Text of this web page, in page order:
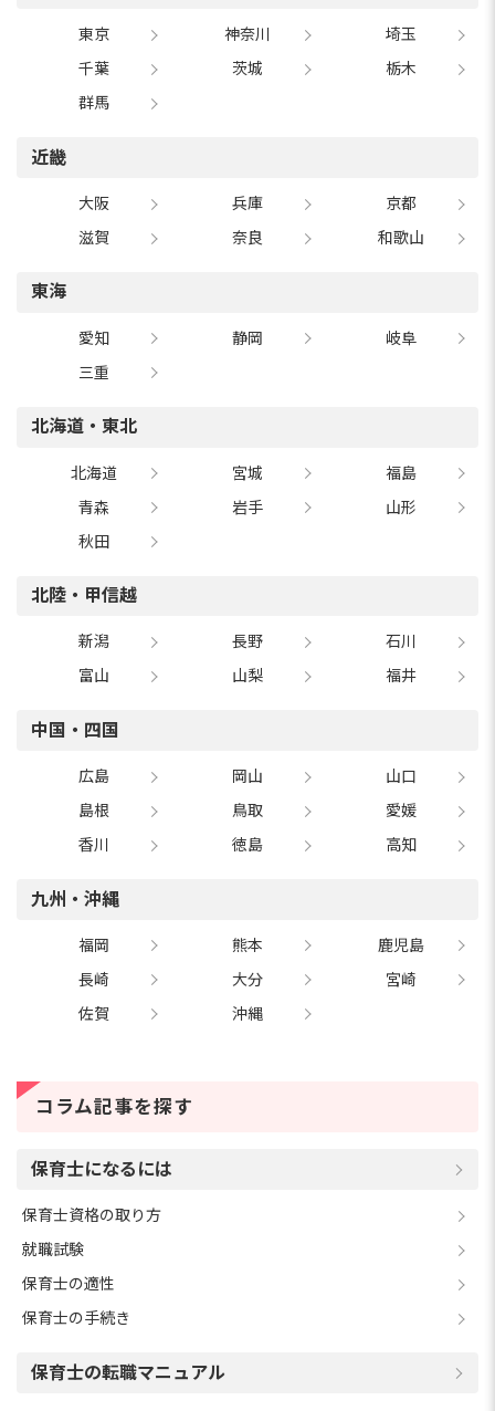
東京 神奈川
埼玉
千葉
茨城
栃木
群馬
近畿
大阪 兵庫
京都
滋賀
奈良 和歌山
東海
愛知 静岡
岐阜
三重
北海道・東北
北海道 宮城
福島
青森
岩手
山形
秋田
北陸・甲信越
新潟 長野
石川
富山
山梨 福井
中国・四国
広島 岡山
山口
島根
鳥取
愛媛
香川
徳島 高知
九州・沖縄
福岡 熊本
鹿児島
長崎
大分
宮崎
佐賀
沖縄
コラム記事を探す
保育士になるには
保育士資格の取り方
就職試験
保育士の適性
保育士の手続き
保育士の転職マニュアル